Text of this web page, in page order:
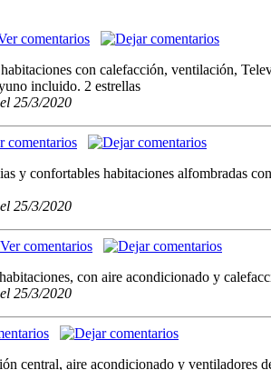
con calefacción, ventilación,
incluido. 2 estrellas
25/3/2020
y confortables habitaciones alfombradas
25/3/2020
con aire acondicionado y
25/3/2020
central, aire acondicionado y ventiladores